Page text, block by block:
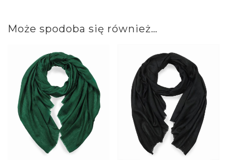
Może spodoba się również…